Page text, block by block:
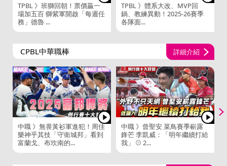
TPBL 》班獅回朝！票價贏一
場加五百 獅紫軍開啟「每週任
務」德魯 ...
TPBL 》體系大改、MVP回
鍋、教練異動！2025-26賽季
各隊面...
CPBL中華職棒 詳細介紹
中職 》無畏黃衫軍進犯！周佳
樂神乎其技「守衛城邦」看到
富蘭戈、布坎南的...
中職 》曾聖安 菜鳥賽季嶄露
鋒芒 李凱威：「明年繼續打給
我」 ⚾ 2...